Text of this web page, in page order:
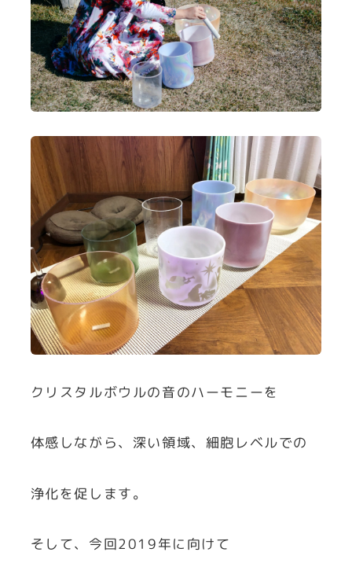
クリスタルボウルの音のハーモニーを
体感しながら、深い領域、細胞レベルでの
浄化を促します。
そして、今回2019年に向けて